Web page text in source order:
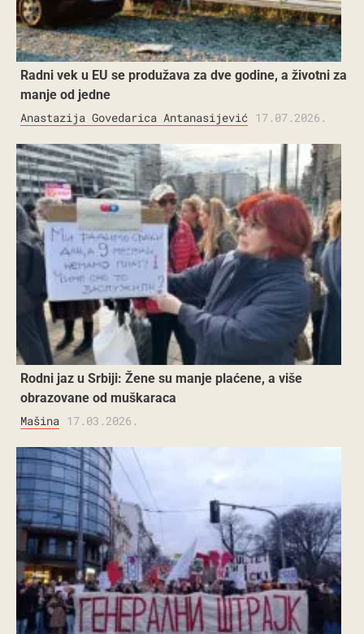
Radni vek u EU se produžava za dve godine, a životni za
manje od jedne
Anastazija Govedarica Antanasijević 17.07.2026.
Rodni jaz u Srbiji: Žene su manje plaćene, a više
obrazovane od muškaraca
Mašina 17.03.2026.